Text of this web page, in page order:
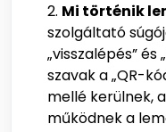
Mi történik
szolgáltató
„visszalépés” és
szavak a „QR-
mellé kerülnek,
működnek a